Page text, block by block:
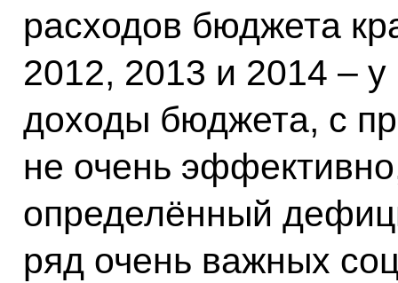
расходов бюджета
2012, 2013 и 2014 –
доходы бюджета, с
не очень
определённый
ряд очень важных